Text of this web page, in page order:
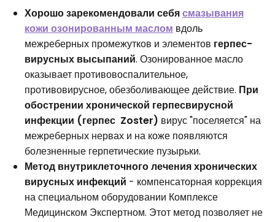
Хорошо зарекомендовали себясмазывания
кожи озонированным маслом вдоль
межреберных промежутков и элементов герпес-
вирусных высыпаний. Озонированное масло
оказывает противовоспалительное,
противовирусное, обезболивающее действие. При
обострении хронической герпесвирусной
инфекции (герпес Zoster) вирус "поселяется" на
межреберных нервах и на коже появляются
болезненные герпетические пузырьки.
Метод внутриклеточного лечения хронических
вирусных инфекций - компенсаторная коррекция
на специальном оборудовании Комплексе
Медицинском Экспертном. Этот метод позволяет не